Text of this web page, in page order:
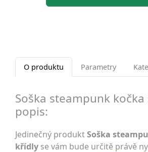
O produktu Parametry
Soška steampunk
popis:
Jedinečný produktSoška
křídly se vám bude určitě právě